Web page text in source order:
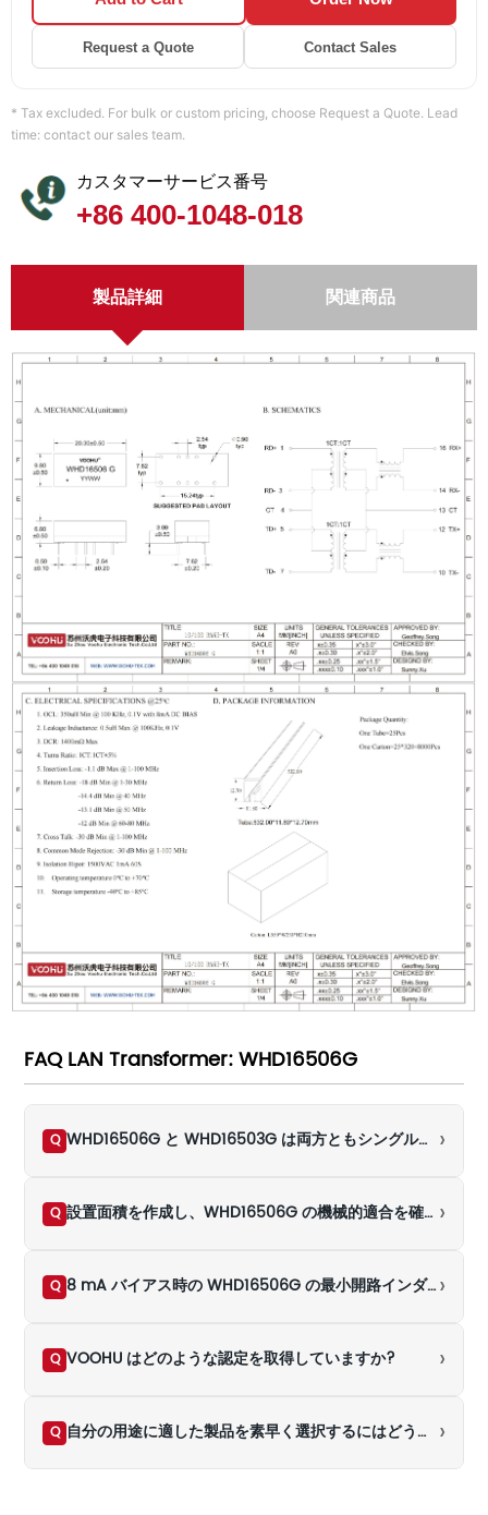
Request a Quote Contact Sales
* Tax excluded. For bulk or custom pricing, choose Request a Quote. Lead
time: contact our sales team.
カスタマーサービス番号
+86 400-1048-018
製品詳細 関連商品
FAQ LAN Transformer: WHD16506G
Q WHD16506G と WHD16503G は両方ともシングルポート 16PIN、2.54 mm DIP デバイスであるにもかかわらず、PCB フットプリントを共有できないのはなぜですか? ›
Q 設置面積を作成し、WHD16506G の機械的適合を確認する場合、どの完全な寸法を使用する必要がありますか? ›
Q 8 mA バイアス時の WHD16506G の最小開路インダクタンス 350 μH は、PoE サポートを示していますか?›
Q VOOHU はどのような認定を取得していますか? ›
Q 自分の用途に適した製品を素早く選択するにはどうすればよいですか? ›